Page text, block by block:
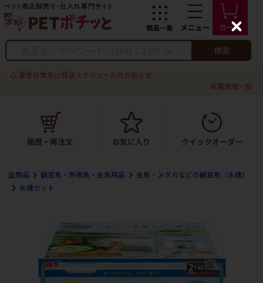
検索
夏季休業及び発送スケジュールのお知らせ
新着情報一覧
全商品 観賞魚・熱帯魚・金魚用品
金魚・メダカなどの観賞魚（水槽）
水槽セット
C
l
s